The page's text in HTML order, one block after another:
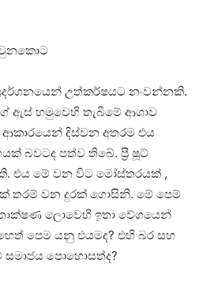
වුනකොට
උත්කර්ෂයට නංවන්නකි.
ඇස් හමුවෙහි තැබීමේ ආශාව
දිස්වන අතරම එය
බවටද පත්ව තිබේ. ප්‍රී ෂූට්
එය මේ වන විට මෝස්තරයක් ,
තරම් වන දුරක් ගොසිනි. මේ පෙම්
ලොවෙහි ඉතා වේගයෙන්
පෙම යනු එයමද? එහි බර සහ
සමාජය පොහොසත්ද?